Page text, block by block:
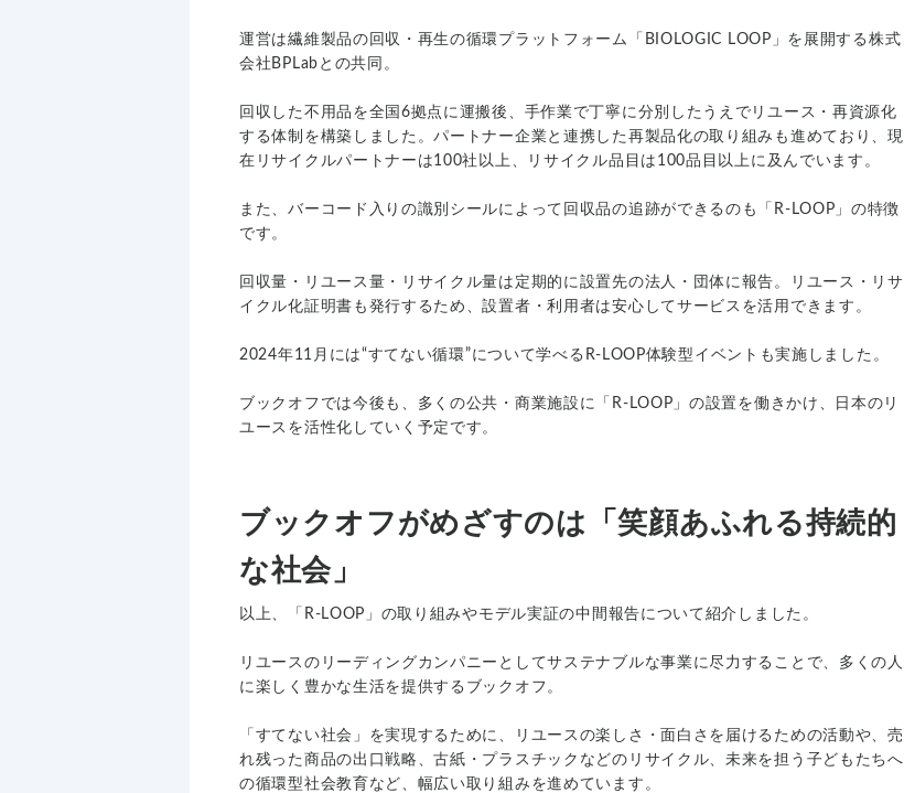
運営は繊維製品の回収・再生の循環プラットフォーム「BIOLOGIC LOOP」を展開する株式
会社BPLabとの共同。
回収した不用品を全国6拠点に運搬後、手作業で丁寧に分別したうえでリユース・再資源化
する体制を構築しました。パートナー企業と連携した再製品化の取り組みも進めており、現
在リサイクルパートナーは100社以上、リサイクル品目は100品目以上に及んでいます。
また、バーコード入りの識別シールによって回収品の追跡ができるのも「R-LOOP」の特徴
です。
回収量・リユース量・リサイクル量は定期的に設置先の法人・団体に報告。リユース・リサ
イクル化証明書も発行するため、設置者・利用者は安心してサービスを活用できます。
2024年11月には“すてない循環”について学べるR-LOOP体験型イベントも実施しました。
ブックオフでは今後も、多くの公共・商業施設に「R-LOOP」の設置を働きかけ、日本のリ
ユースを活性化していく予定です。
ブックオフがめざすのは「笑顔あふれる持続的
な社会」
以上、「R-LOOP」の取り組みやモデル実証の中間報告について紹介しました。
リユースのリーディングカンパニーとしてサステナブルな事業に尽力することで、多くの人
に楽しく豊かな生活を提供するブックオフ。
「すてない社会」を実現するために、リユースの楽しさ・面白さを届けるための活動や、売
れ残った商品の出口戦略、古紙・プラスチックなどのリサイクル、未来を担う子どもたちへ
の循環型社会教育など、幅広い取り組みを進めています。